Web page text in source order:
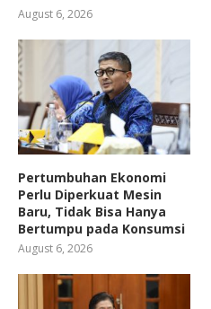
August 6, 2026
Pertumbuhan Ekonomi
Perlu Diperkuat Mesin
Baru, Tidak Bisa Hanya
Bertumpu pada Konsumsi
August 6, 2026